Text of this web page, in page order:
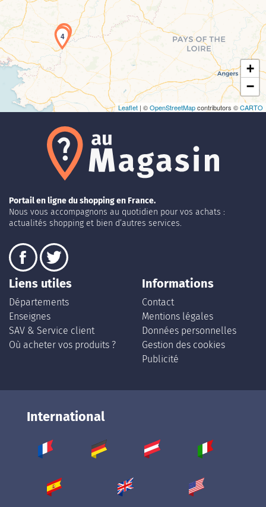
Chargement de la carte en cours...
3
4
+
−
Leaflet | ©OpenStreetMapcontributors ©CARTO
Portail en ligne du shopping en France.
Nous vous accompagnons au quotidien pour vos achats :
actualités shopping et bien d’autres services.
Liens utiles
Départements
Enseignes
SAV & Service client
Où acheter vos produits ?
Informations
Contact
Mentions légales
Données personnelles
Gestion des cookies
Publicité
International